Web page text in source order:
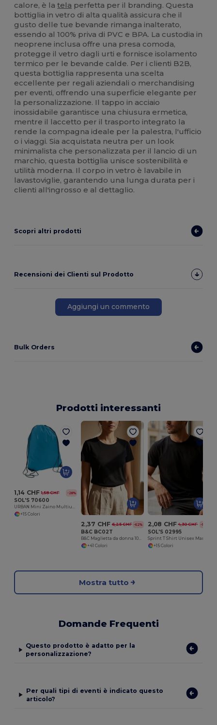
calore, è latela perfetta per il branding. Questa
bottiglia in vetro di alta qualità assicura che il
gusto delle tue bevande rimanga inalterato,
essendo al 100% priva di PVC e BPA. La custodia in
neoprene inclusa offre una presa comoda,
protegge il vetro dagli urti e fornisce isolamento
termico per le bevande calde. Per i clienti B2B,
questa bottiglia rappresenta una scelta
eccellente per regali aziendali o merchandising
per eventi, offrendo una superficie elegante per
la personalizzazione. Il tappo in acciaio
inossidabile garantisce una chiusura ermetica,
mentre il laccetto per il trasporto integrato la
rende la compagna ideale per la palestra, l'ufficio
o i viaggi. Sia acquistata neutra per un look
minimalista che personalizzata per il lancio di un
marchio, questa bottiglia unisce sostenibilità e
utilità moderna. Il corpo in vetro è lavabile in
lavastoviglie, garantendo una lunga durata per i
clienti all'ingrosso e al dettaglio.
Scopri altri prodotti
Recensioni dei Clienti sul Prodotto
Aggiungi un commento
Bulk Orders
Prodotti interessanti
1,14 CHF 1,58 CHF -28%
SOL'S 70600
URBAN Mini Zaino Multiuso
+15 Colori
2,37 CHF 6,25 CHF -62%
B&C BC02T
B&C Maglietta da donna 100% cotone
+41 Colori
2,08 CHF 4,30 CHF -52%
SOL'S 02995
+15 Colori
Mostra tutto
Domande Frequenti
Questo prodotto è adatto per la
personalizzazione?
Per quali tipi di eventi è indicato questo
articolo?